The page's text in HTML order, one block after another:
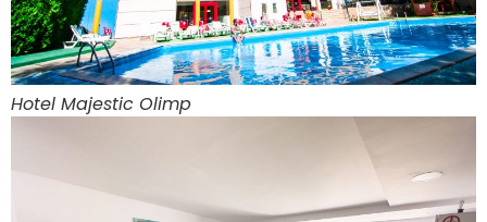
Hotel Majestic Olimp